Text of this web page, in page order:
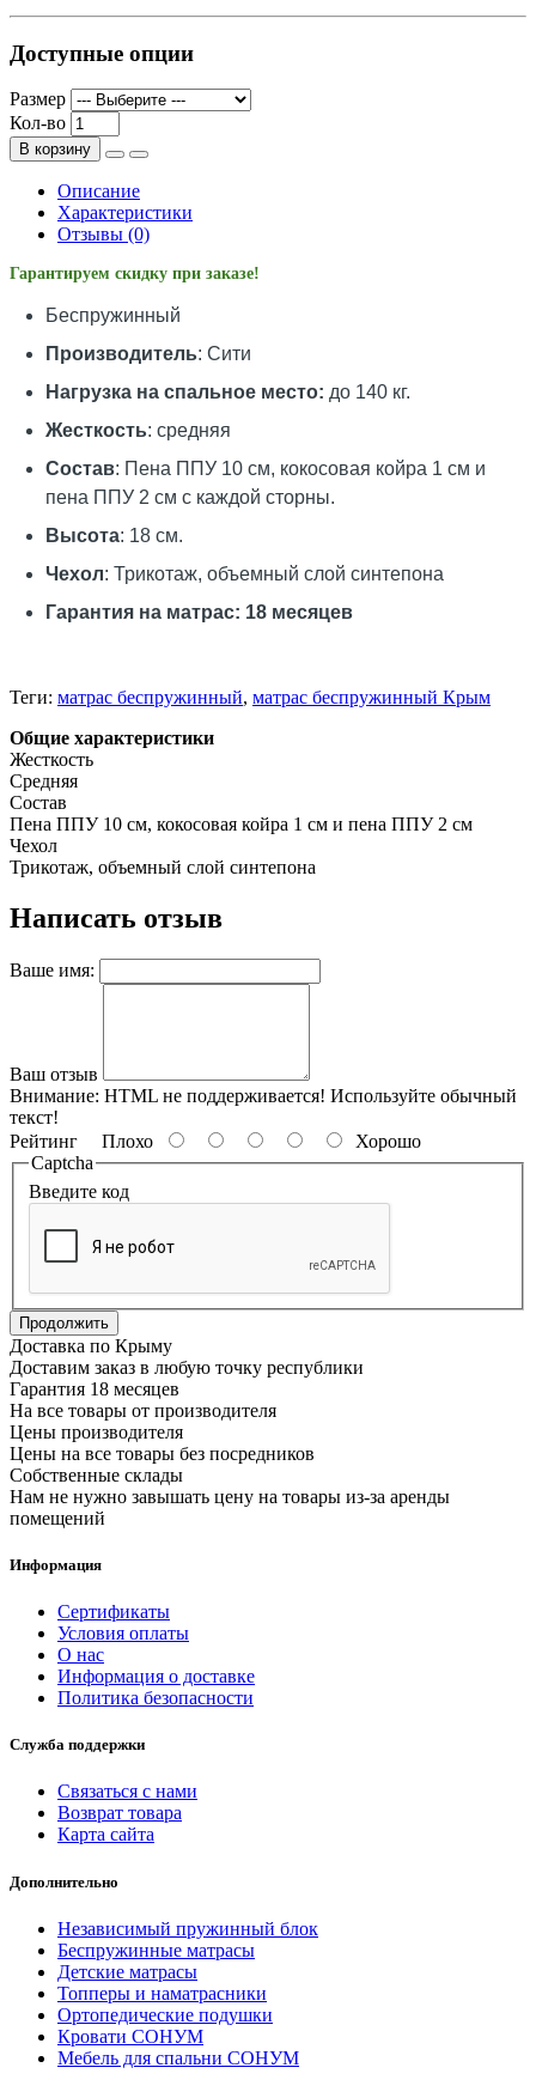
Доступные опции
Размер
Кол-во
В корзину
Описание
Характеристики
Отзывы (0)
Гарантируем скидку при заказе!
Беспружинный
Производитель: Сити
Нагрузка на спальное место: до 140 кг.
Жесткость: средняя
Состав: Пена ППУ 10 см, кокосовая койра 1 см и
пена ППУ 2 см с каждой сторны.
Высота: 18 см.
Чехол: Трикотаж, объемный слой синтепона
Гарантия на матрас: 18 месяцев
Теги: матрас беспружинный, матрас беспружинный Крым
Общие характеристики
Жесткость
Средняя
Состав
Пена ППУ 10 см, кокосовая койра 1 см и пена ППУ 2 см
Чехол
Трикотаж, объемный слой синтепона
Написать отзыв
Ваше имя:
Ваш отзыв
Внимание: HTML не поддерживается! Используйте обычный
текст!
Рейтинг Плохо
Хорошо
Captcha
Введите код
Продолжить
Доставка по Крыму
Доставим заказ в любую точку республики
Гарантия 18 месяцев
На все товары от производителя
Цены производителя
Цены на все товары без посредников
Собственные склады
Нам не нужно завышать цену на товары из-за аренды
помещений
Информация
Сертификаты
Условия оплаты
О нас
Информация о доставке
Политика безопасности
Служба поддержки
Связаться с нами
Возврат товара
Карта сайта
Дополнительно
Независимый пружинный блок
Беспружинные матрасы
Детские матрасы
Топперы и наматрасники
Ортопедические подушки
Кровати СОНУМ
Мебель для спальни СОНУМ